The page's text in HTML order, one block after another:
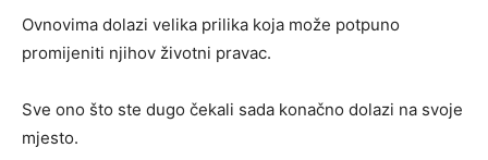
Ovnovima dolazi velika prilika koja može potpuno
promijeniti njihov životni pravac.
Sve ono što ste dugo čekali sada konačno dolazi na svoje
mjesto.